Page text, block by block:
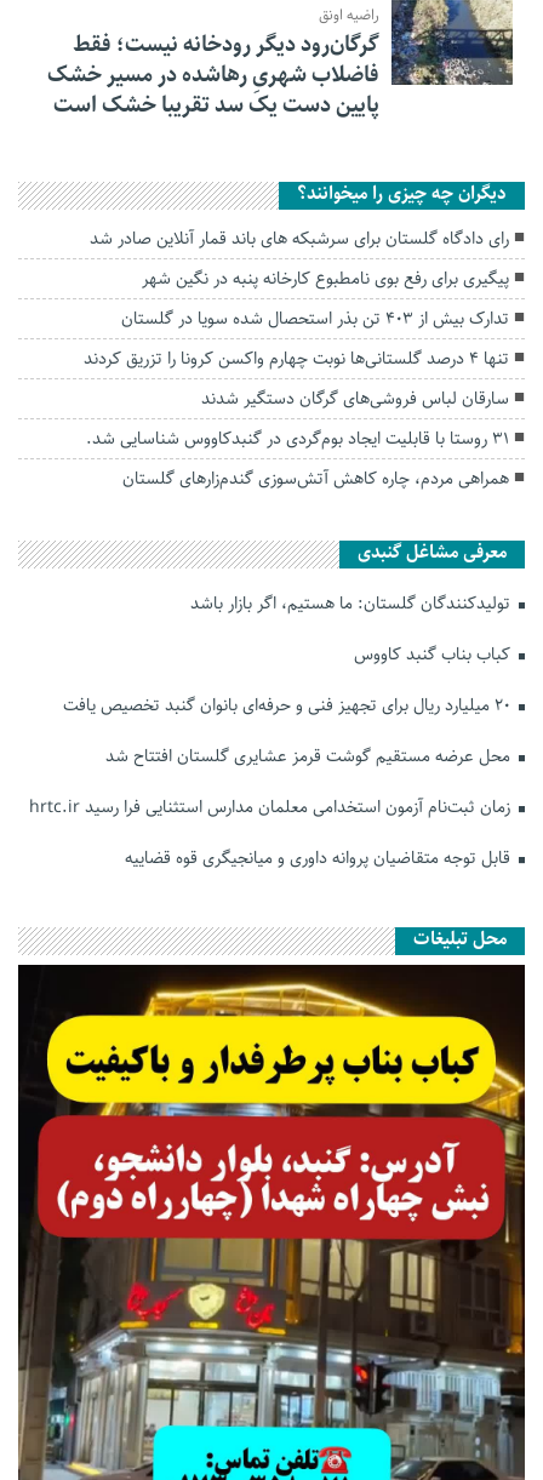
راضیه اونق
گرگان‌رود دیگر رودخانه نیست؛ فقط
فاضلاب شهریِ رهاشده در مسیر خشک
پایین دست یک سد تقریبا خشک است
دیگران چه چیزی را میخوانند؟
رای دادگاه گلستان برای سرشبکه های باند قمار آنلاین صادر شد
پیگیری برای رفع بوی نامطبوع کارخانه پنبه در نگین شهر
تدارک بیش از ۴۰۳ تن بذر استحصال شده سویا در گلستان
تنها 4 درصد گلستانی‌ها نوبت چهارم واکسن کرونا را تزریق کردند
سارقان لباس فروشی‌های گرگان دستگیر شدند
۳۱ روستا با قابلیت ایجاد بوم‌گردی در گنبدکاووس شناسایی شد.
همراهی مردم، چاره کاهش آتش‌سوزی گندم‌زارهای گلستان
معرفی مشاغل گنبدی
تولیدکنندگان گلستان: ما هستیم، اگر بازار باشد
کباب بناب گنبد کاووس
محل عرضه مستقیم گوشت قرمز عشایری گلستان افتتاح شد
زمان ثبت‌نام آزمون استخدامی معلمان مدارس استثنایی فرا رسید hrtc.ir
قابل توجه متقاضیان پروانه داوری و میانجیگری قوه قضاییه
محل تبلیغات